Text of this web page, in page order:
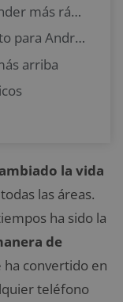
Descubre cómo responder más rápido a los mensajes que recibes en Whatsapp
Crear acceso directo para Android
arriba
la vida
las áreas.
ha sido la
de
ha convertido en
teléfono